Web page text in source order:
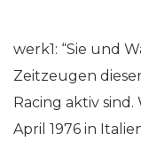
werk1: “Sie und
Zeitzeugen
Racing aktiv sind.
April 1976 in